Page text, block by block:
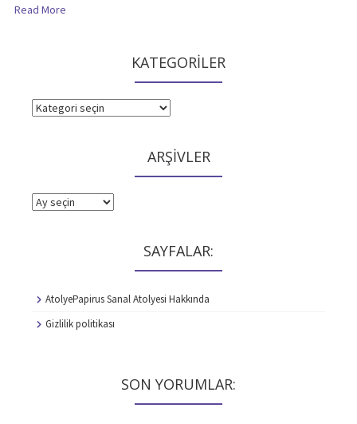
Read More
KATEGORİLER
KATEGORİLER
ARŞİVLER
ARŞİVLER
SAYFALAR:
AtolyePapirus Sanal Atolyesi Hakkında
Gizlilik politikası
SON YORUMLAR: